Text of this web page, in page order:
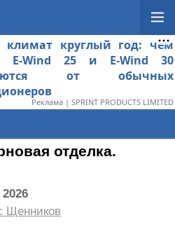
круглый год: чем
E-Wind 25 и E-Wind 30
от обычных
Реклама | SPRINT PRODUCTS LIMITED
отделка.
Щенников